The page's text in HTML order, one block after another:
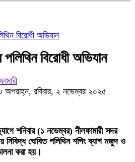
বিরোধী অভিযান
পলিথিন বিরোধী অভিযান
রবিবার, ২ নভেম্বর ২০২৫
শনিবার (১ নভেম্বর) নীলফামারী সদর
নিষিদ্ধ ঘোষিত পলিথিন শপিং ব্যাগ মজুদ ও
করা হয়।